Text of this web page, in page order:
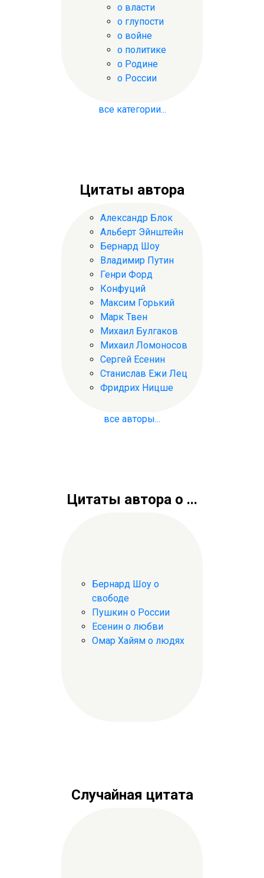
о власти
о глупости
о войне
о политике
о Родине
о России
все категории...
Цитаты автора
Александр Блок
Альберт Эйнштейн
Бернард Шоу
Владимир Путин
Генри Форд
Конфуций
Максим Горький
Марк Твен
Михаил Булгаков
Михаил Ломоносов
Сергей Есенин
Станислав Ежи Лец
Фридрих Ницше
все авторы...
Цитаты автора о ...
Бернард Шоу о
свободе
Пушкин о России
Есенин о любви
Омар Хайям о людях
Случайная цитата